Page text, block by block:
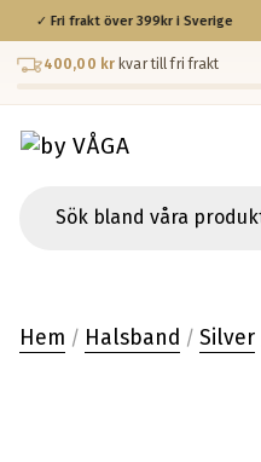
✓ Fri frakt över 399kr i Sverige
400,00 kr kvar till fri frakt
Hem / Halsband / Silver